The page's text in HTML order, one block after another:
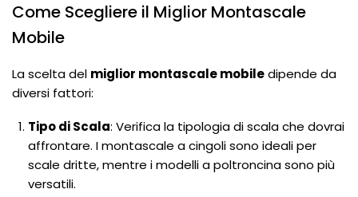
Come Scegliere il Miglior Montascale
Mobile
La scelta del miglior montascale mobiledipende da
diversi fattori:
Tipo di Scala: Verifica la tipologia di scala che dovrai
affrontare. I montascale a cingoli sono ideali per
scale dritte, mentre i modelli a poltroncina sono più
versatili.